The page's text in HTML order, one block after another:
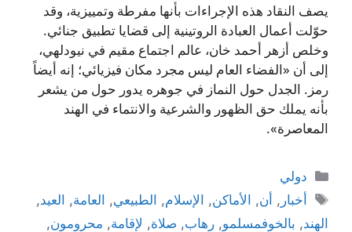
يصف النقاد هذه الإجراءات بأنها مفرطة وتمييزية، وقد
حوّلت أعمال العبادة الروتينية إلى قضايا تطبيق جنائي.
وخلص أزهر أحمد خان، عالم اجتماع مقيم في نيودلهي،
إلى أن «الفضاء العام ليس مجرد مكان فيزيائي؛ إنه أيضاً
رمز. الجدل حول النماز في جوهره يدور حول من يشعر
بأنه يملك حق الظهور والشرعية والانتماء في الهند
المعاصرة».
التصنيفات
دولي
الوسوم
أخبار , أن, الأماكن, الإسلام, الطبيعي, العامة, العيد,
الهند, بالخوفمسلمو, رهاب, صلاة, لإقامة, محرومون,